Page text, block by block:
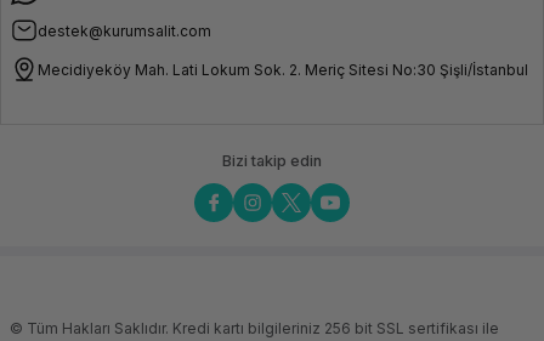
destek@kurumsalit.com
Mecidiyeköy Mah. Lati Lokum Sok. 2. Meriç Sitesi No:30 Şişli/İstanbul
Bizi takip edin
© Tüm Hakları Saklıdır. Kredi kartı bilgileriniz 256 bit SSL sertifikası ile